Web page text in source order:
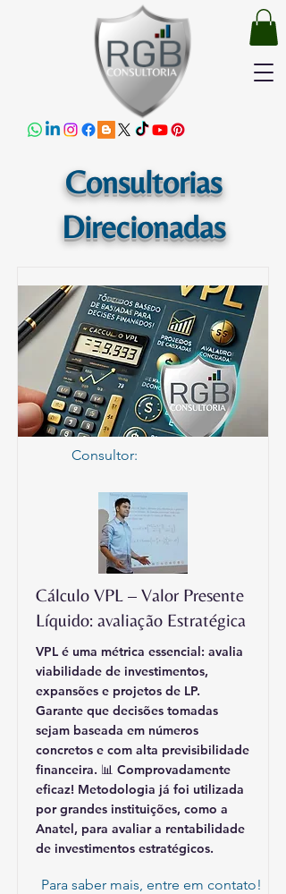
Consultorias
Direcionadas
Consultor:
Cálculo VPL – Valor Presente
Líquido: avaliação Estratégica
VPL é uma métrica essencial: avalia
viabilidade de investimentos,
expansões e projetos de LP.
Garante que decisões tomadas
sejam baseada em números
concretos e com alta previsibilidade
financeira. 📊 Comprovadamente
eficaz! Metodologia já foi utilizada
por grandes instituições, como a
Anatel, para avaliar a rentabilidade
de investimentos estratégicos.
Para saber mais, entre em contato!